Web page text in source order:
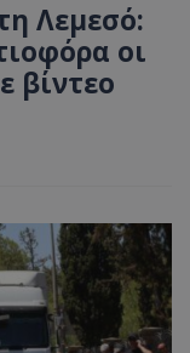
Λεμεσό:
οι
βίντεο